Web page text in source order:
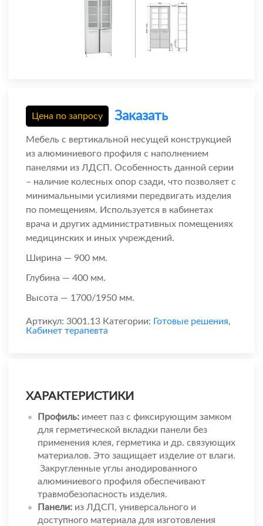
Цена по запросу Заказать
Мебель с вертикальной несущей конструкцией
из алюминиевого профиля с наполнением
панелями из ЛДСП. Особенность данной серии
– наличие колесных опор сзади, что позволяет с
минимальными усилиями передвигать изделия
по помещениям. Используется в кабинетах
врача и других административных помещениях
медицинских и иных учреждений.
Ширина — 900 мм.
Глубина — 400 мм.
Высота — 1700/1950 мм.
Артикул: 3001.13 Категории: Готовые решения,
Кабинет терапевта
ХАРАКТЕРИСТИКИ
Профиль: имеет паз с фиксирующим замком
для герметической вкладки панели без
применения клея, герметика и др. связующих
материалов. Это защищает изделие от влаги.
Закругленные углы анодированного
алюминиевого профиля обеспечивают
травмобезопасность изделия.
Панели: из ЛДСП, универсального и
доступного материала для изготовления